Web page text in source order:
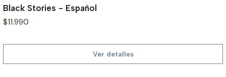
Black Stories - Español
$11.990
Ver detalles